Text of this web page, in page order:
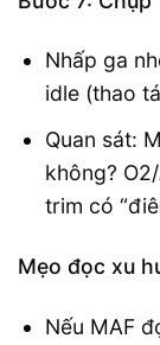
Nhấp ga
idle (thao
Quan sát:
không?
trim có
Mẹo đọc xu
Nếu MAF